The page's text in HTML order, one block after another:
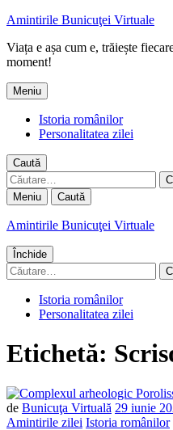
Amintirile Bunicuţei Virtuale
Viața e așa cum e, trăiește
moment!
Meniu
Istoria românilor
Personalitatea zilei
Caută
Caută
după:
Meniu Caută
Amintirile Bunicuţei Virtuale
Închide
Caută
după:
Istoria românilor
Personalitatea zilei
Etichetă:
de Bunicuţa Virtuală 29 iunie
Amintirile zilei Istoria românilor